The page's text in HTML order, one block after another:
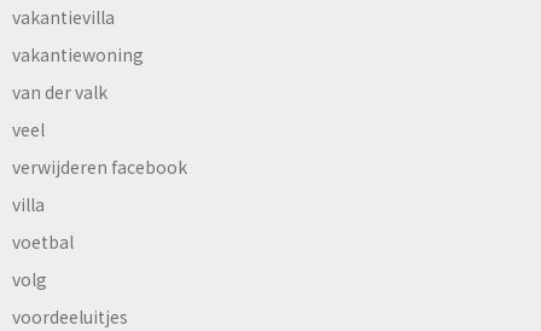
vakantievilla
vakantiewoning
van der valk
veel
verwijderen facebook
villa
voetbal
volg
voordeeluitjes